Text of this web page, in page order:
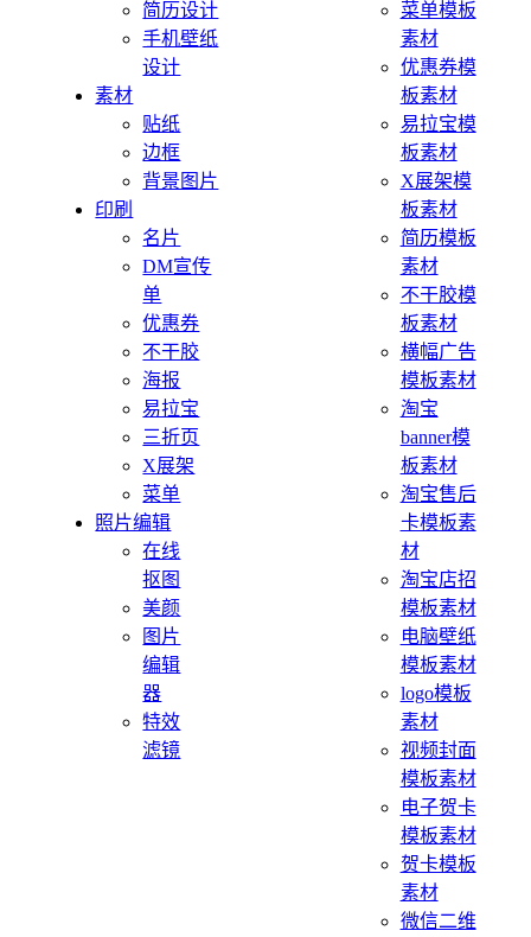
简历设计
手机壁纸
设计
素材
贴纸
边框
背景图片
印刷
名片
DM宣传
单
优惠券
不干胶
海报
易拉宝
三折页
X展架
菜单
照片编辑
在线
抠图
美颜
图片
编辑
器
特效
滤镜
菜单模板
素材
优惠券模
板素材
易拉宝模
板素材
X展架模
板素材
简历模板
素材
不干胶模
板素材
横幅广告
模板素材
淘宝
banner模
板素材
淘宝售后
卡模板素
材
淘宝店招
模板素材
电脑壁纸
模板素材
logo模板
素材
视频封面
模板素材
电子贺卡
模板素材
贺卡模板
素材
微信二维